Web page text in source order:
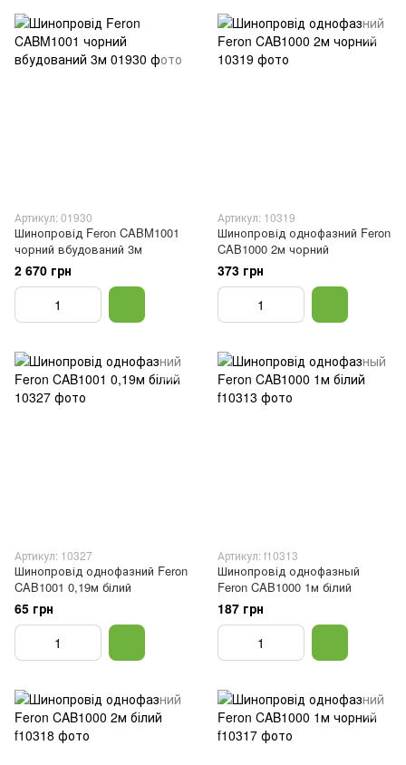
Артикул: 01930
Шинопровід Feron CABM1001
чорний вбудований 3м
2 670 грн
Артикул: 10319
Шинопровід однофазний Feron
CAB1000 2м чорний
373 грн
Артикул: 10327
Шинопровід однофазний Feron
CAB1001 0,19м білий
65 грн
Артикул: f10313
Шинопровід однофазный
Feron CAB1000 1м білий
187 грн